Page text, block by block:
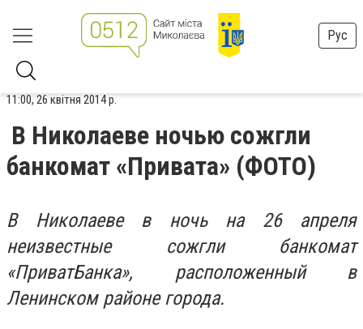
Рус
11:00, 26 квітня 2014 р.
В Николаеве ночью сожгли
банкомат «Привата» (ФОТО)
В Николаеве в ночь на 26 апреля
неизвестные сожгли банкомат
«ПриватБанка», расположенный в
Ленинском районе города.